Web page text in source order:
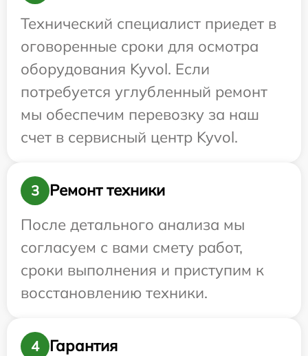
Технический специалист приедет в
оговоренные сроки для осмотра
оборудования Kyvol. Если
потребуется углубленный ремонт
мы обеспечим перевозку за наш
счет в сервисный центр Kyvol.
3
Ремонт техники
После детального анализа мы
согласуем с вами смету работ,
сроки выполнения и приступим к
восстановлению техники.
4 Гарантия